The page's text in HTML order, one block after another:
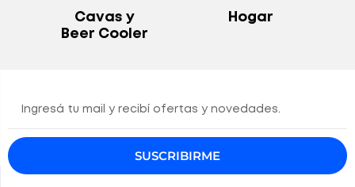
Hogar
Exhibidoras
SUSCRIBIRME